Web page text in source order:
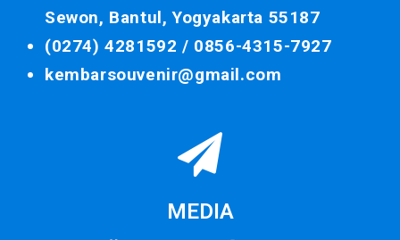
Sewon, Bantul, Yogyakarta 55187
(0274) 4281592 / 0856-4315-7927
kembarsouvenir@gmail.com
MEDIA